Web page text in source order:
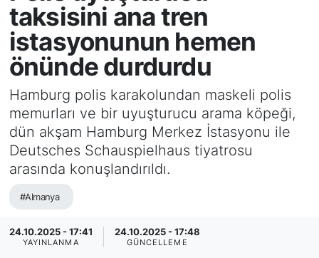
taksisini ana tren
istasyonunun hemen
önünde durdurdu
Hamburg polis karakolundan maskeli polis
memurları ve bir uyuşturucu arama köpeği,
dün akşam Hamburg Merkez İstasyonu ile
Deutsches Schauspielhaus tiyatrosu
arasında konuşlandırıldı.
#Almanya
24.10.2025 - 17:41
YAYINLANMA
24.10.2025 - 17:48
GÜNCELLEME
SPOR
DEUTSCH
EKONOMİ
SİYASET
SAĞLIK
Tüm Manşetler
Son Dakika Haberleri
Haber Arşivi